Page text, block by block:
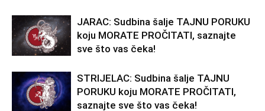
JARAC: Sudbina šalje TAJNU PORUKU
koju MORATE PROČITATI, saznajte
sve što vas čeka!
STRIJELAC: Sudbina šalje TAJNU
PORUKU koju MORATE PROČITATI,
saznajte sve što vas čeka!